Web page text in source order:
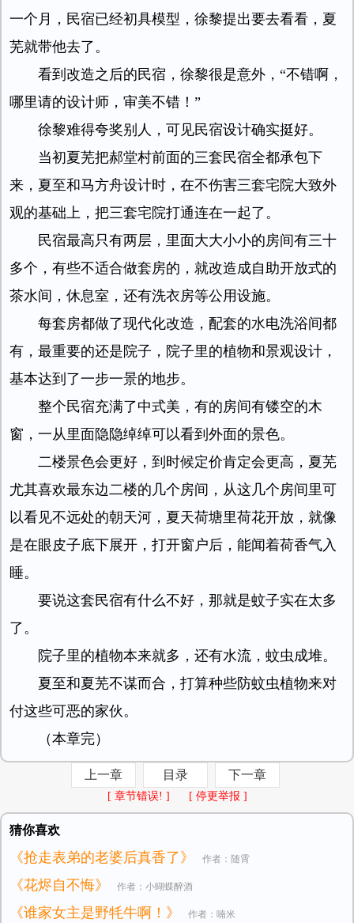
一个月，民宿已经初具模型，徐黎提出要去看看，夏
芜就带他去了。
看到改造之后的民宿，徐黎很是意外，“不错啊，
哪里请的设计师，审美不错！”
徐黎难得夸奖别人，可见民宿设计确实挺好。
当初夏芜把郝堂村前面的三套民宿全都承包下
来，夏至和马方舟设计时，在不伤害三套宅院大致外
观的基础上，把三套宅院打通连在一起了。
民宿最高只有两层，里面大大小小的房间有三十
多个，有些不适合做套房的，就改造成自助开放式的
茶水间，休息室，还有洗衣房等公用设施。
每套房都做了现代化改造，配套的水电洗浴间都
有，最重要的还是院子，院子里的植物和景观设计，
基本达到了一步一景的地步。
整个民宿充满了中式美，有的房间有镂空的木
窗，一从里面隐隐绰绰可以看到外面的景色。
二楼景色会更好，到时候定价肯定会更高，夏芜
尤其喜欢最东边二楼的几个房间，从这几个房间里可
以看见不远处的朝天河，夏天荷塘里荷花开放，就像
是在眼皮子底下展开，打开窗户后，能闻着荷香气入
睡。
要说这套民宿有什么不好，那就是蚊子实在太多
了。
院子里的植物本来就多，还有水流，蚊虫成堆。
夏至和夏芜不谋而合，打算种些防蚊虫植物来对
付这些可恶的家伙。
（本章完）
上一章 目录 下一章
[ 章节错误! ] [ 停更举报 ]
猜你喜欢
《抢走表弟的老婆后真香了》 作者：随霄
《花烬自不悔》 作者：小蝴蝶醉酒
《谁家女主是野牦牛啊！》 作者：喃米